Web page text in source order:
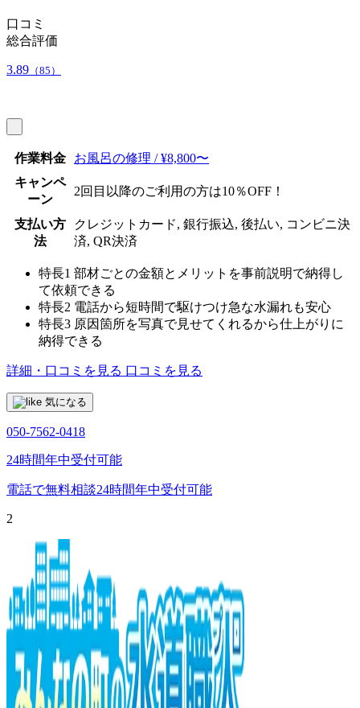
口コミ
総合評価
3.89 （85）
作業料金
お風呂の修理 / ¥8,800〜
キャンペ
ーン
2回目以降のご利用の方は10％OFF！
支払い方
法
クレジットカード, 銀行振込, 後払い, コンビニ決
済, QR決済
特長1 部材ごとの金額とメリットを事前説明で納得し
て依頼できる
特長2 電話から短時間で駆けつけ急な水漏れも安心
特長3 原因箇所を写真で見せてくれるから仕上がりに
納得できる
詳細・口コミを見る 口コミを見る
気になる
050-7562-0418
24時間年中受付可能
電話で無料相談24時間年中受付可能
2